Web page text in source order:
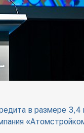
в размере